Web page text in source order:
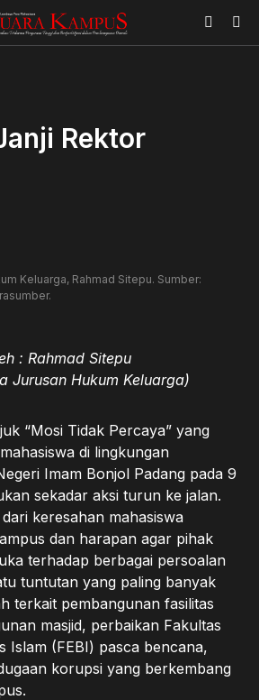
Rektor
Keluarga, Rahmad Sitepu. Sumber:
: Rahmad Sitepu
Jurusan Hukum Keluarga)
“Mosi Tidak Percaya” yang
di lingkungan
Imam Bonjol Padang pada 9
sekadar aksi turun ke jalan.
keresahan mahasiswa
dan harapan agar pihak
terhadap berbagai persoalan
tuntutan yang paling banyak
terkait pembangunan fasilitas
masjid, perbaikan Fakultas
Islam (FEBI) pasca bencana,
korupsi yang berkembang